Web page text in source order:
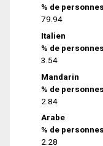
% de personnes
79.94
Italien
% de personnes
3.54
Mandarin
% de personnes
2.84
Arabe
% de personnes
2.28